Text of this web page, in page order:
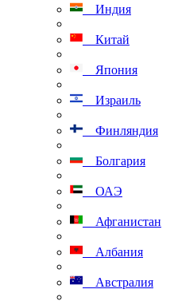
Индия
Китай
Япония
Израиль
Финляндия
Болгария
ОАЭ
Афганистан
Албания
Австралия